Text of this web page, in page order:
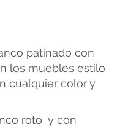
patinado con
los muebles estilo
cualquier color y
roto y con